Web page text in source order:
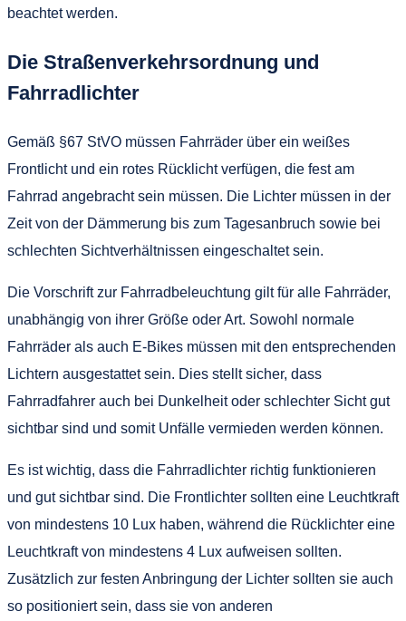
beachtet werden.
Die Straßenverkehrsordnung und
Fahrradlichter
Gemäß §67 StVO müssen Fahrräder über ein weißes
Frontlicht und ein rotes Rücklicht verfügen, die fest am
Fahrrad angebracht sein müssen. Die Lichter müssen in der
Zeit von der Dämmerung bis zum Tagesanbruch sowie bei
schlechten Sichtverhältnissen eingeschaltet sein.
Die Vorschrift zur Fahrradbeleuchtung gilt für alle Fahrräder,
unabhängig von ihrer Größe oder Art. Sowohl normale
Fahrräder als auch E-Bikes müssen mit den entsprechenden
Lichtern ausgestattet sein. Dies stellt sicher, dass
Fahrradfahrer auch bei Dunkelheit oder schlechter Sicht gut
sichtbar sind und somit Unfälle vermieden werden können.
Es ist wichtig, dass die Fahrradlichter richtig funktionieren
und gut sichtbar sind. Die Frontlichter sollten eine Leuchtkraft
von mindestens 10 Lux haben, während die Rücklichter eine
Leuchtkraft von mindestens 4 Lux aufweisen sollten.
Zusätzlich zur festen Anbringung der Lichter sollten sie auch
so positioniert sein, dass sie von anderen